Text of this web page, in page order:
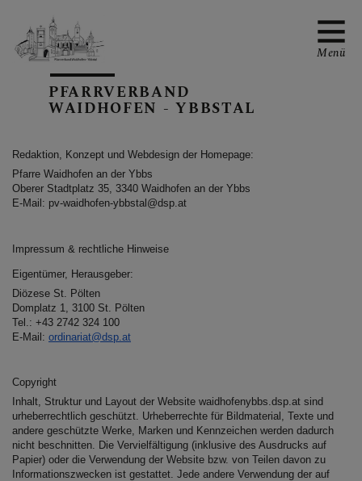
PV-TERMINE
PFARRBLÄTTER
SAKRAMENTE
PFARRVERBAND
WAIDHOFEN - YBBSTAL
Menü
Redaktion, Konzept und Webdesign der Homepage:
Pfarre Waidhofen an der Ybbs
Oberer Stadtplatz 35, 3340 Waidhofen an der Ybbs
E-Mail: pv-waidhofen-ybbstal@dsp.at
Impressum & rechtliche Hinweise
Eigentümer, Herausgeber:
Diözese St. Pölten
Domplatz 1, 3100 St. Pölten
Tel.: +43 2742 324 100
E-Mail: ordinariat@dsp.at
Copyright
Inhalt, Struktur und Layout der Website waidhofenybbs.dsp.at sind
urheberrechtlich geschützt. Urheberrechte für Bildmaterial, Texte und
andere geschützte Werke, Marken und Kennzeichen werden dadurch
nicht beschnitten. Die Vervielfältigung (inklusive des Ausdrucks auf
Papier) oder die Verwendung der Website bzw. von Teilen davon zu
Informationszwecken ist gestattet. Jede andere Verwendung der auf